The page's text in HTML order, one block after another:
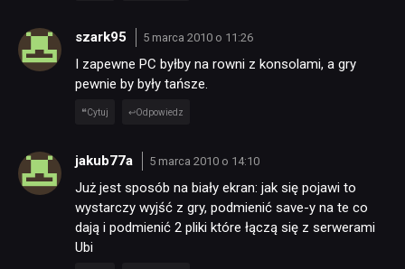
szark95 5 marca 2010 o 11:26
I zapewne PC byłby na rowni z konsolami, a gry
pewnie by były tańsze.
Cytuj Odpowiedz
jakub77a 5 marca 2010 o 14:10
Już jest sposób na biały ekran: jak się pojawi to
wystarczy wyjść z gry, podmienić save-y na te co
dają i podmienić 2 pliki które łączą się z serwerami
Ubi